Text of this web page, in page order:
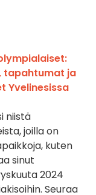
tapahtumat ja
Yvelinesissa
niistä
joilla on
kuten
sinut
2024
Seuraa